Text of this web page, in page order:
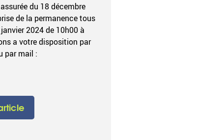
du 18 décembre
de la permanence tous
2024 de 10h00 à
a votre disposition par
par mail :